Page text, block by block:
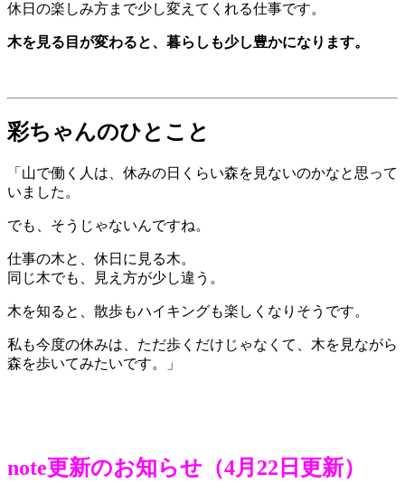
休日の楽しみ方まで少し変えてくれる仕事です。
木を見る目が変わると、暮らしも少し豊かになります。
彩ちゃんのひとこと
「山で働く人は、休みの日くらい森を見ないのかなと思って
いました。
でも、そうじゃないんですね。
仕事の木と、休日に見る木。
同じ木でも、見え方が少し違う。
木を知ると、散歩もハイキングも楽しくなりそうです。
私も今度の休みは、ただ歩くだけじゃなくて、木を見ながら
森を歩いてみたいです。」
note更新のお知らせ（4月22日更新）